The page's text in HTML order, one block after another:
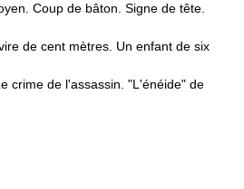
Coup de bâton. Signe de tête.
de cent mètres. Un enfant de six
crime de l'assassin. "L'énéide" de